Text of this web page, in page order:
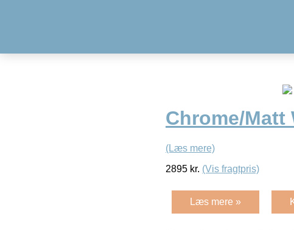
Chrome/
(Læs mere)
2895 kr. (Vis fragtpris)
Læs mere »